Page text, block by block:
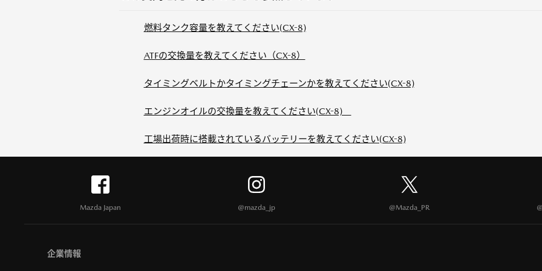
燃料タンク容量を教えてください(CX-8)
ATFの交換量を教えてください（CX-8）
タイミングベルトかタイミングチェーンかを教えてください(CX-8)
エンジンオイルの交換量を教えてください(CX-8)
工場出荷時に搭載されているバッテリーを教えてください(CX-8)
Mazda Japan @mazda_jp @Mazda_PR
企業情報